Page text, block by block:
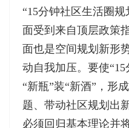
“15分钟社区生活圈
面受到来自顶层政策
面也是空间规划新形
动自我加压。要使
“新瓶”装“新酒”，形
题、带动社区规划出
必须回归基本理论并